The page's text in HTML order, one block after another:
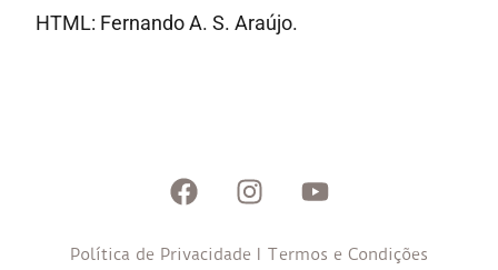
HTML: Fernando A. S. Araújo.
Política de Privacidade I Termos e Condições